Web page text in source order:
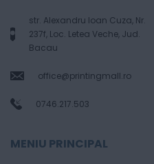
str. Alexandru Ioan Cuza, Nr.
237f, Loc. Letea Veche, Jud.
Bacau
office@printingmall.ro
0746.217.503
MENIU PRINCIPAL